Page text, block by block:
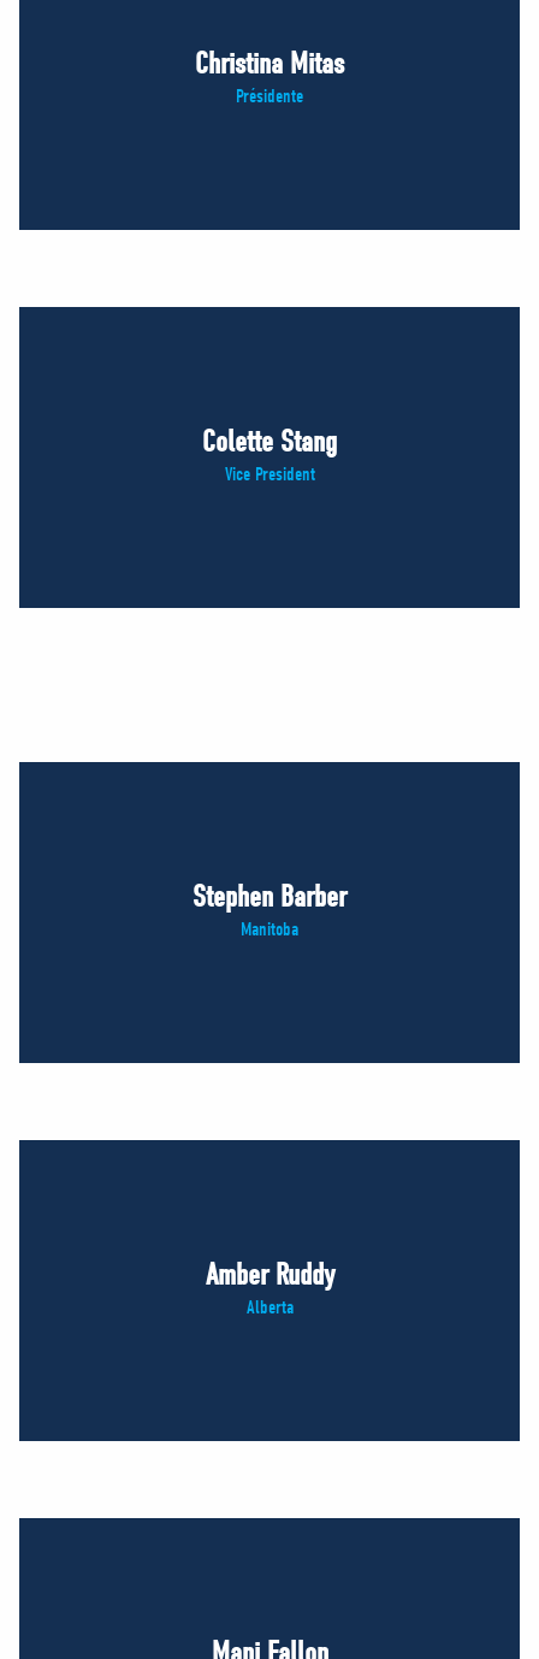
Christina Mitas
Présidente
Colette Stang
Vice President
Stephen Barber
Manitoba
Amber Ruddy
Alberta